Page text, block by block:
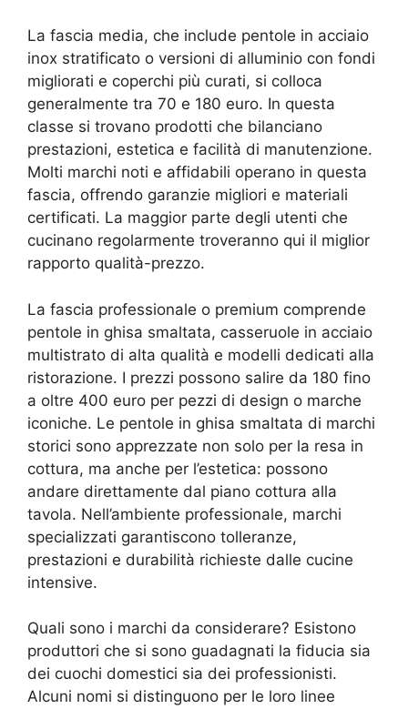
La fascia media, che include pentole in acciaio
inox stratificato o versioni di alluminio con fondi
migliorati e coperchi più curati, si colloca
generalmente tra 70 e 180 euro. In questa
classe si trovano prodotti che bilanciano
prestazioni, estetica e facilità di manutenzione.
Molti marchi noti e affidabili operano in questa
fascia, offrendo garanzie migliori e materiali
certificati. La maggior parte degli utenti che
cucinano regolarmente troveranno qui il miglior
rapporto qualità-prezzo.
La fascia professionale o premium comprende
pentole in ghisa smaltata, casseruole in acciaio
multistrato di alta qualità e modelli dedicati alla
ristorazione. I prezzi possono salire da 180 fino
a oltre 400 euro per pezzi di design o marche
iconiche. Le pentole in ghisa smaltata di marchi
storici sono apprezzate non solo per la resa in
cottura, ma anche per l’estetica: possono
andare direttamente dal piano cottura alla
tavola. Nell’ambiente professionale, marchi
specializzati garantiscono tolleranze,
prestazioni e durabilità richieste dalle cucine
intensive.
Quali sono i marchi da considerare? Esistono
produttori che si sono guadagnati la fiducia sia
dei cuochi domestici sia dei professionisti.
Alcuni nomi si distinguono per le loro linee